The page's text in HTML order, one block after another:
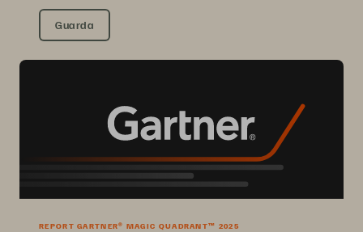
Guarda
REPORT GARTNER® MAGIC QUADRANT™ 2025